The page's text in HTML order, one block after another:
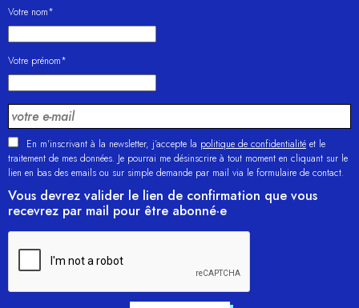
Votre nom*
Votre prénom*
En m'inscrivant à la newsletter, j’accepte la politique de confidentialité et le
traitement de mes données. Je pourrai me désinscrire à tout moment en cliquant sur le
lien en bas des emails ou sur simple demande par mail via le formulaire de contact.
Vous devrez valider le lien de confirmation que vous
recevrez par mail pour être abonné·e